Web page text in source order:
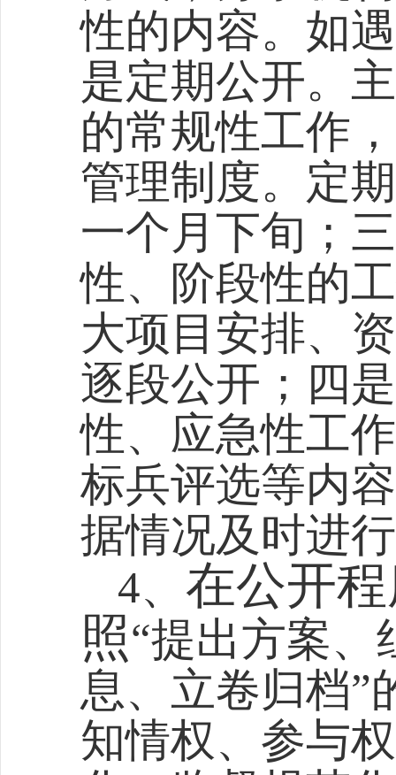
性的内容。如
是定期公开。
的常规性工作
管理制度。定
一个月下旬；
性、阶段性的
大项目安排、
逐段公开；四
性、应急性工
标兵评选等内
据情况及时进
4、 在公开
照“提出方案
息、立卷归档”
知情权、参与